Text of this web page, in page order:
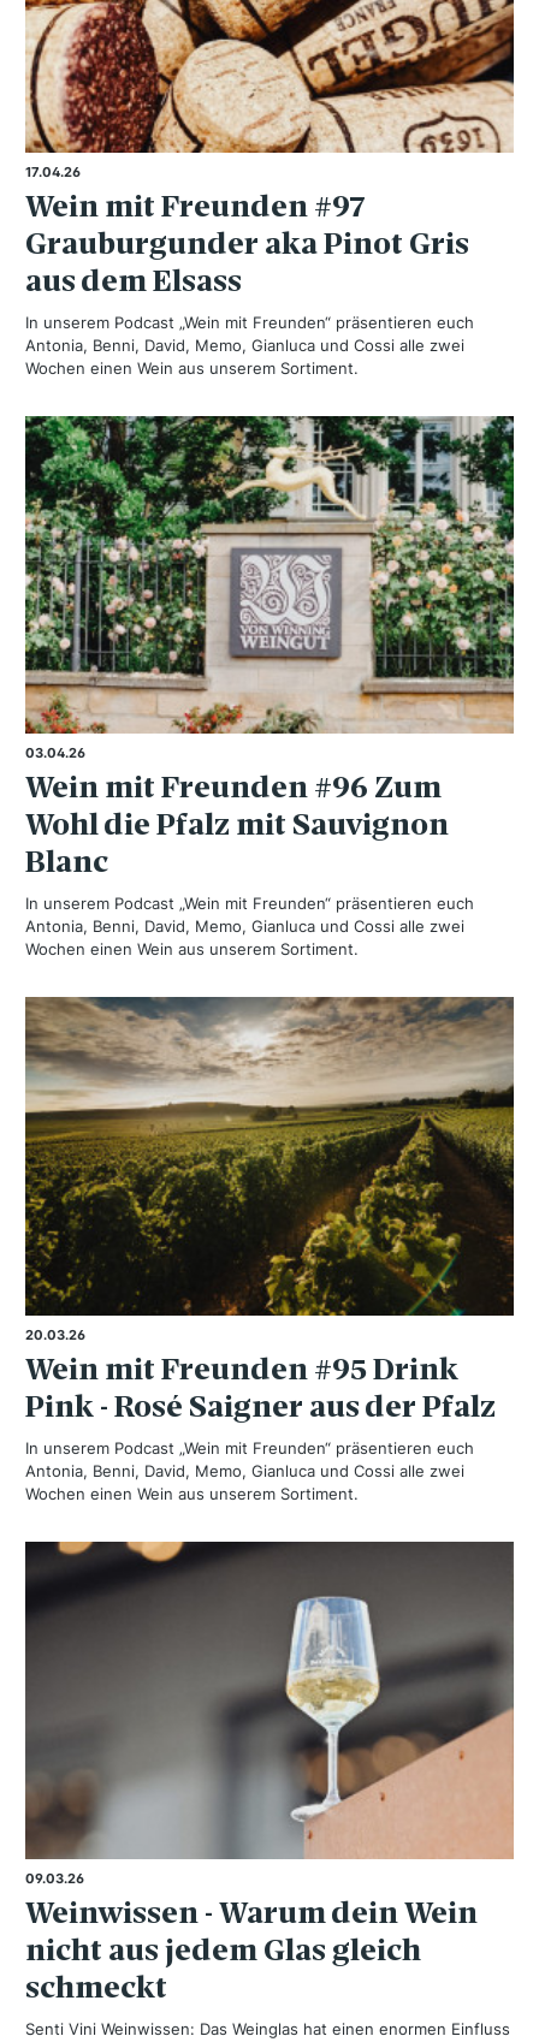
17.04.26
Wein mit Freunden #97
Grauburgunder aka Pinot Gris
aus dem Elsass
In unserem Podcast „Wein mit Freunden“ präsentieren euch
Antonia, Benni, David, Memo, Gianluca und Cossi alle zwei
Wochen einen Wein aus unserem Sortiment.
03.04.26
Wein mit Freunden #96 Zum
Wohl die Pfalz mit Sauvignon
Blanc
In unserem Podcast „Wein mit Freunden“ präsentieren euch
Antonia, Benni, David, Memo, Gianluca und Cossi alle zwei
Wochen einen Wein aus unserem Sortiment.
20.03.26
Wein mit Freunden #95 Drink
Pink - Rosé Saigner aus der Pfalz
In unserem Podcast „Wein mit Freunden“ präsentieren euch
Antonia, Benni, David, Memo, Gianluca und Cossi alle zwei
Wochen einen Wein aus unserem Sortiment.
09.03.26
Weinwissen - Warum dein Wein
nicht aus jedem Glas gleich
schmeckt
Senti Vini Weinwissen: Das Weinglas hat einen enormen Einfluss